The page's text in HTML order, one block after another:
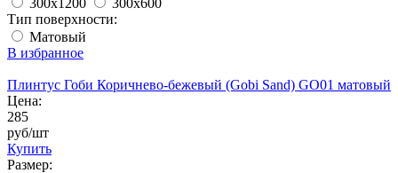
Тип поверхности:
Матовый
В избранное
Плинтус Гоби Коричнево-бежевый (Gobi Sand) GO01 матовый
Цена:
285
руб/шт
Купить
Размер: